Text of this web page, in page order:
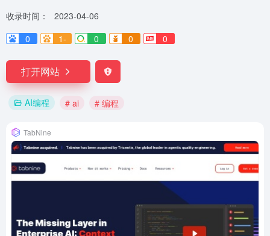
收录时间：
2023-04-06
0
1- 0 0 0
打开网站
AI编程 # ai # 编程
TabNine